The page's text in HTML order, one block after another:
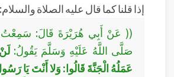
إذا قلنا كما قال عليه الصلاة والسلام:
(( عَنْ أَبِي هُرَيْرَةَ قَالَ: سَمِعْتُ
صَلَّى اللَّهُ عَلَيْهِ وَسَلَّمَ يَقُولُ:
عَمَلُهُ الْجَنَّةَ قَالُوا: وَلا أَنْتَ يَا